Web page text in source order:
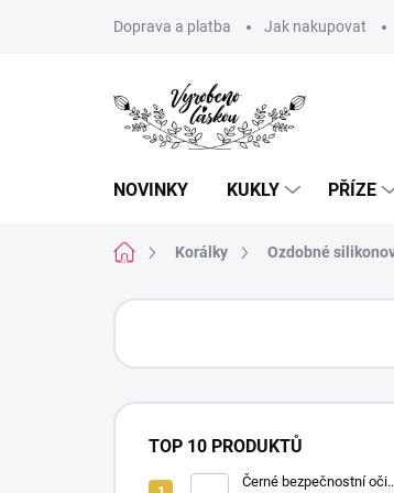
Doprava a platba Jak nakupovat
NOVINKY KUKLY PŘÍZE
Domů Korálky Ozdobné
P
s
r
TOP 10 PRODUKTŮ
Černé bezpečnostní oči